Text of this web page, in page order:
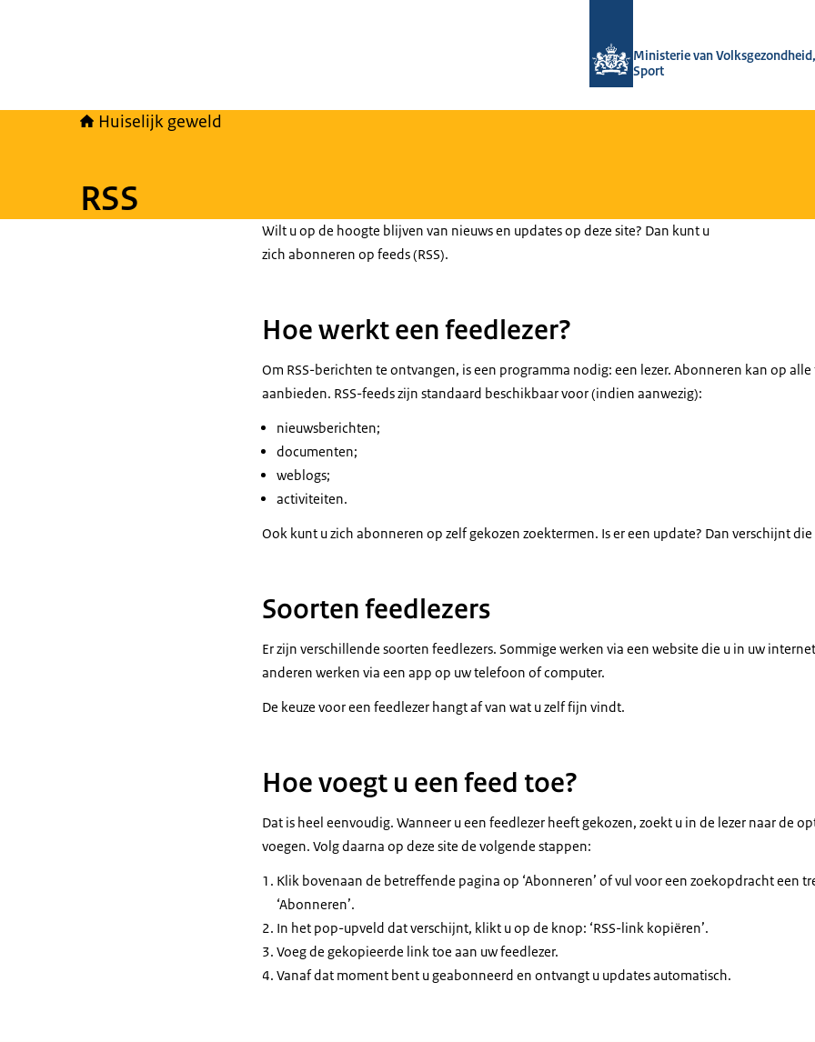
Ministerie van
Sport
Huiselijk geweld
RSS
Wilt u op de hoogte blijven van nieuws en updates op deze site? Dan kunt u
zich abonneren op feeds (RSS).
Hoe werkt een feedlezer?
Om RSS-berichten te ontvangen, is een programma nodig: een lezer. Abonneren kan op
aanbieden. RSS-feeds zijn standaard beschikbaar voor (indien aanwezig):
nieuwsberichten;
documenten;
weblogs;
activiteiten.
Ook kunt u zich abonneren op zelf gekozen zoektermen. Is er een update? Dan verschijnt
Soorten feedlezers
Er zijn verschillende soorten feedlezers. Sommige werken via een website die u in uw
anderen werken via een app op uw telefoon of computer.
De keuze voor een feedlezer hangt af van wat u zelf fijn vindt.
Hoe voegt u een feed toe?
Dat is heel eenvoudig. Wanneer u een feedlezer heeft gekozen, zoekt u in de lezer naar de
voegen. Volg daarna op deze site de volgende stappen:
Klik bovenaan de betreffende pagina op ‘Abonneren’ of vul voor een zoekopdracht een
‘Abonneren’.
In het pop-upveld dat verschijnt, klikt u op de knop: ‘RSS-link kopiëren’.
Voeg de gekopieerde link toe aan uw feedlezer.
Vanaf dat moment bent u geabonneerd en ontvangt u updates automatisch.